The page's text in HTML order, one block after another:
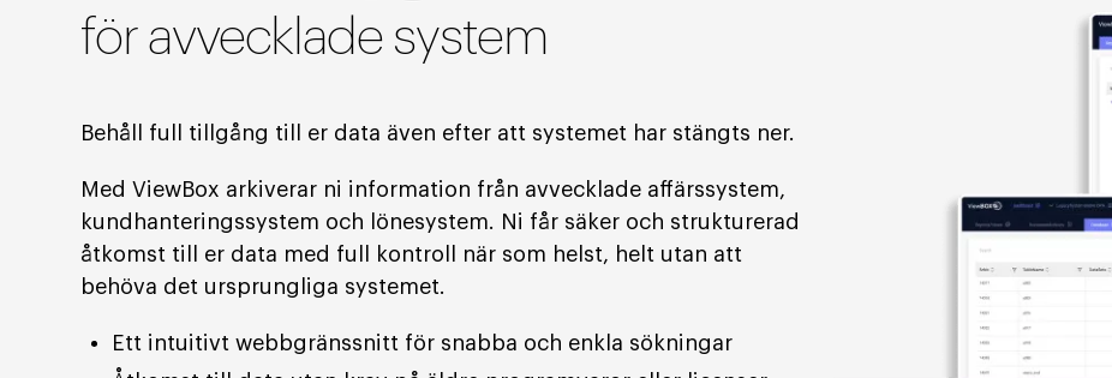
för avvecklade system
Behåll full tillgång till er data även efter att systemet har stängts ner.
Med ViewBox arkiverar ni information från avvecklade affärssystem,
kundhanteringssystem och lönesystem. Ni får säker och strukturerad
åtkomst till er data med full kontroll när som helst, helt utan att
behöva det ursprungliga systemet.
Ett intuitivt webbgränssnitt för snabba och enkla sökningar